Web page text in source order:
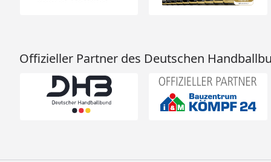
Offizieller Partner des Deutschen